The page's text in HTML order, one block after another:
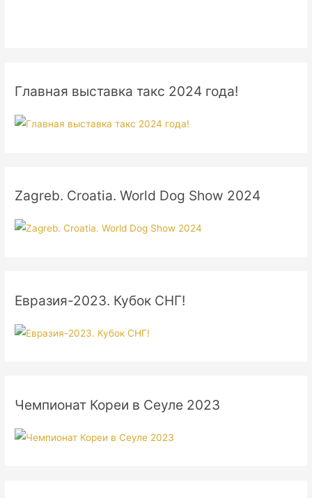
Главная выставка такс 2024 года!
Zagreb. Croatia. World Dog Show 2024
Евразия-2023. Кубок СНГ!
Чемпионат Кореи в Сеуле 2023